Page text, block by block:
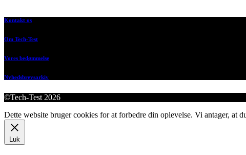
Kontakt os
Om Tech-Test
Vores bedømmelse
Nyhedsbrevsarkiv
©Tech-Test 2026
Dette website bruger cookies for at forbedre din oplevelse. Vi antager, at
Luk